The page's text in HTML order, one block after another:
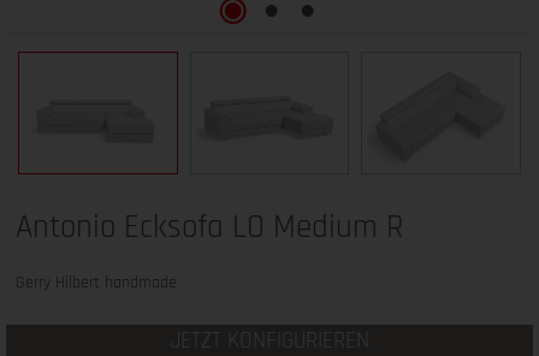
Antonio Ecksofa LO Medium R
Gerry Hilbert handmade
JETZT KONFIGURIEREN